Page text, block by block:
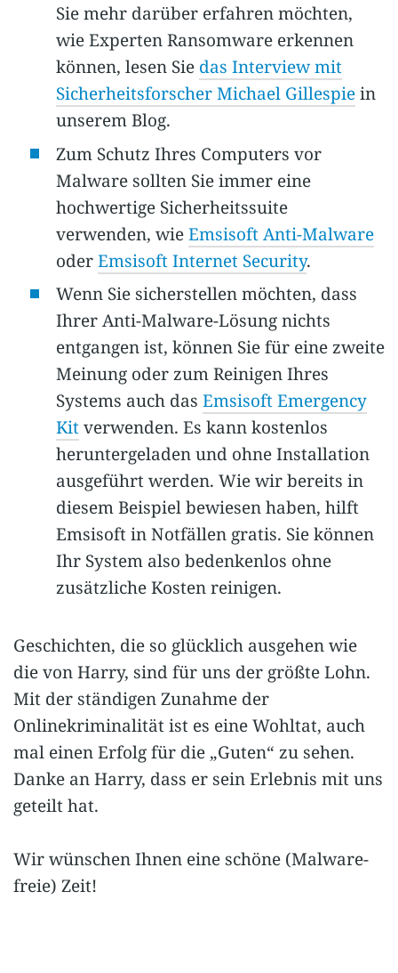
Sie mehr darüber erfahren möchten,
wie Experten Ransomware erkennen
können, lesen Sie das Interview mit
Sicherheitsforscher Michael Gillespiein
unserem Blog.
Zum Schutz Ihres Computers vor
Malware sollten Sie immer eine
hochwertige Sicherheitssuite
verwenden, wieEmsisoft Anti-Malware
oderEmsisoft Internet Security.
Wenn Sie sicherstellen möchten, dass
Ihrer Anti-Malware-Lösung nichts
entgangen ist, können Sie für eine zweite
Meinung oder zum Reinigen Ihres
Systems auch das Emsisoft Emergency
Kitverwenden. Es kann kostenlos
heruntergeladen und ohne Installation
ausgeführt werden. Wie wir bereits in
diesem Beispiel bewiesen haben, hilft
Emsisoft in Notfällen gratis. Sie können
Ihr System also bedenkenlos ohne
zusätzliche Kosten reinigen.
Geschichten, die so glücklich ausgehen wie
die von Harry, sind für uns der größte Lohn.
Mit der ständigen Zunahme der
Onlinekriminalität ist es eine Wohltat, auch
mal einen Erfolg für die „Guten“ zu sehen.
Danke an Harry, dass er sein Erlebnis mit uns
geteilt hat.
Wir wünschen Ihnen eine schöne (Malware-
freie) Zeit!